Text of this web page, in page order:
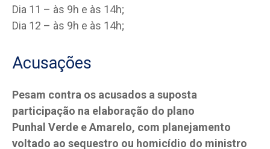
Dia 11 – às 9h e às 14h;
Dia 12 – às 9h e às 14h;
Acusações
Pesam contra os acusados a suposta
participação na elaboração do plano
Punhal Verde e Amarelo, com planejamento
voltado ao sequestro ou homicídio do ministro